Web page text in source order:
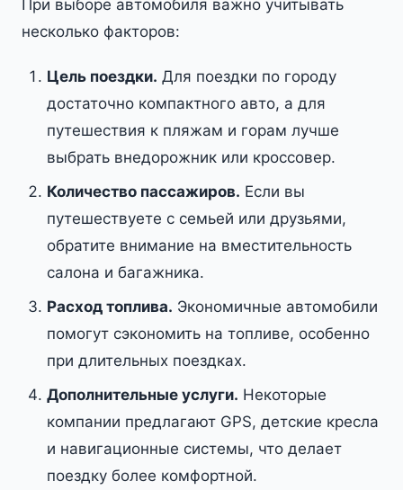
При выборе автомобиля важно учитывать
несколько факторов:
Цель поездки. Для поездки по городу
достаточно компактного авто, а для
путешествия к пляжам и горам лучше
выбрать внедорожник или кроссовер.
Количество пассажиров. Если вы
путешествуете с семьей или друзьями,
обратите внимание на вместительность
салона и багажника.
Расход топлива. Экономичные автомобили
помогут сэкономить на топливе, особенно
при длительных поездках.
Дополнительные услуги. Некоторые
компании предлагают GPS, детские кресла
и навигационные системы, что делает
поездку более комфортной.